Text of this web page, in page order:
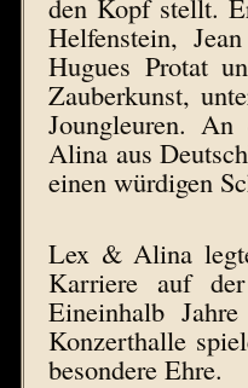
Helfenstein,
Hugues Protat
Zauberkunst,
Joungleuren.
Alina aus
einen würdigen
Lex & Alina
Karriere auf
Eineinhalb
Konzerthalle
besondere Ehre.